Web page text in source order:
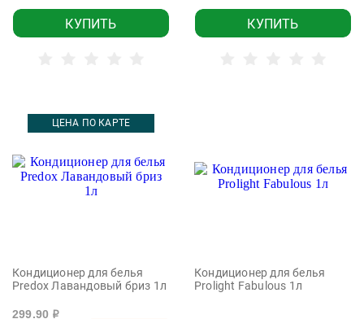
КУПИТЬ КУПИТЬ
ЦЕНА ПО КАРТЕ
Кондиционер для белья
Predox Лавандовый бриз 1л
299.90 р
Кондиционер для белья
Prolight Fabulous 1л